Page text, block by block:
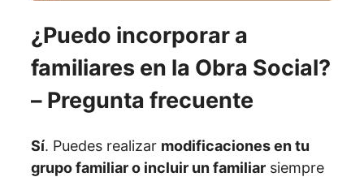
¿Puedo incorporar a
familiares en la Obra Social?
– Pregunta frecuente
Sí. Puedes realizar modificaciones en tu
grupo familiar o incluir un familiar siempre